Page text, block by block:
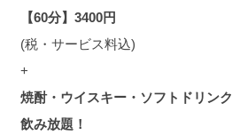
【60分】3400円
(税・サービス料込)
+
焼酎・ウイスキー・ソフトドリンク
飲み放題！